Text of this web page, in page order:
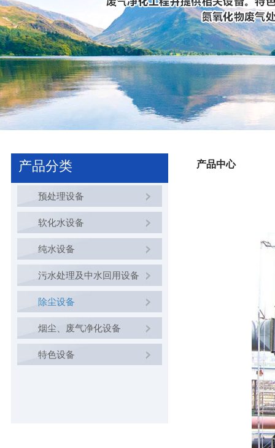
产品分类
预处理设备
软化水设备
纯水设备
污水处理及中水回用设备
除尘设备
烟尘、废气净化设备
特色设备
产品中心